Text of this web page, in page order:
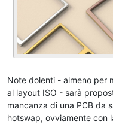
Note dolenti - almeno per
al layout ISO - sarà
mancanza di una PCB da
hotswap, ovviamente con